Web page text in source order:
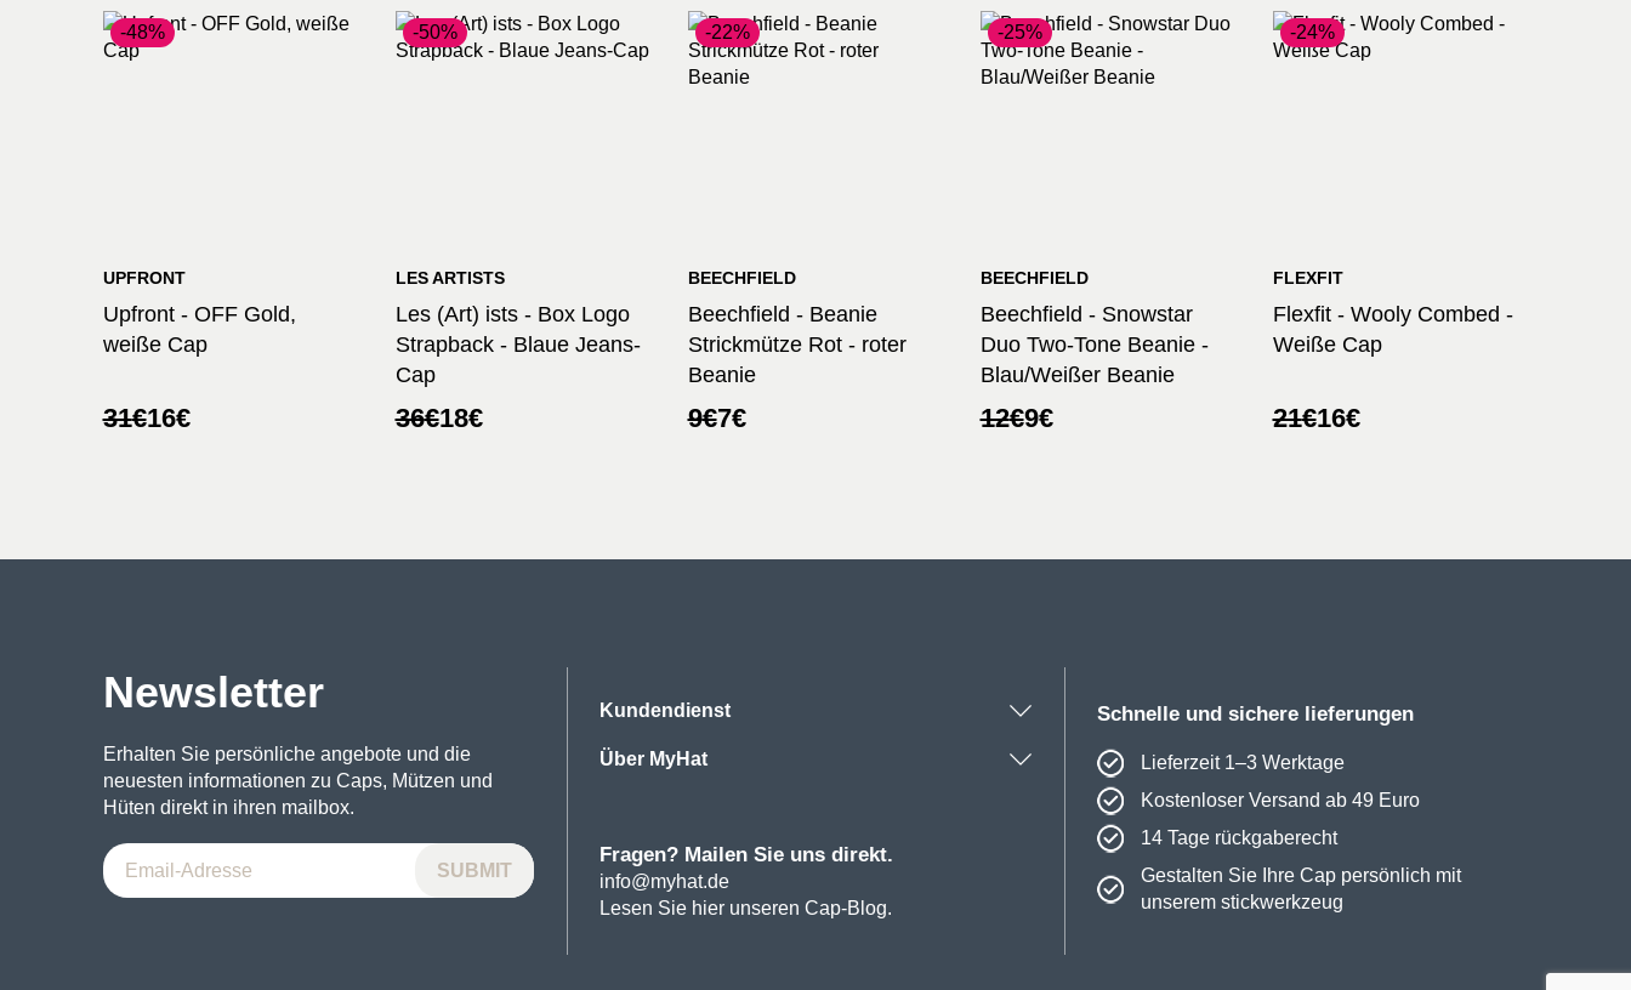
-48%
UPFRONT
Upfront - OFF Gold,
weiße Cap
31€
Ursprünglicher
16€
Aktueller
-50%
LES ARTISTS
Les (Art) ists - Box Logo
Strapback - Blaue Jeans-
Cap
36€
Ursprünglicher
18€
Aktueller
-22%
BEECHFIELD
Beechfield - Beanie
Strickmütze Rot - roter
Beanie
9€
Ursprünglicher
7€
Aktueller
-25%
BEECHFIELD
Beechfield - Snowstar
Duo Two-Tone Beanie -
Blau/Weißer Beanie
12€
Ursprünglicher
9€
Aktueller
-24%
FLEXFIT
Flexfit - Wooly Combed -
Weiße Cap
21€
Ursprünglicher
16€
Aktueller
Newsletter
Erhalten Sie persönliche angebote und die
neuesten informationen zu Caps, Mützen und
Hüten direkt in ihren mailbox.
Kundendienst
Über MyHat
Fragen? Mailen Sie uns direkt.
info@myhat.de
Lesen Sie hier unseren Cap-Blog.
Schnelle und sichere lieferungen
Lieferzeit 1–3 Werktage
Kostenloser Versand ab 49 Euro
14 Tage rückgaberecht
Gestalten Sie Ihre Cap persönlich mit
unserem stickwerkzeug